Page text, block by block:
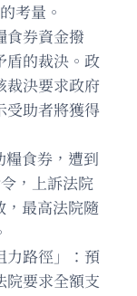
考量。
食券資金撥
盾的裁決。政
裁決要求政府
受助者將獲得
糧食券，遭到
，上訴法院
，最高法院隨
力路徑」：預
院要求全額支